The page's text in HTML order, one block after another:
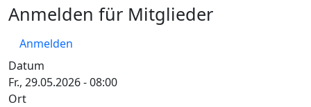
Datum
Fr., 29.05.2026 - 08:00
Ort
Anmelden für Mitglieder
Anmelden